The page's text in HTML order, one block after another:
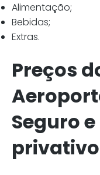
Alimentação;
Bebidas;
Extras.
Preços
Seguro
privativo